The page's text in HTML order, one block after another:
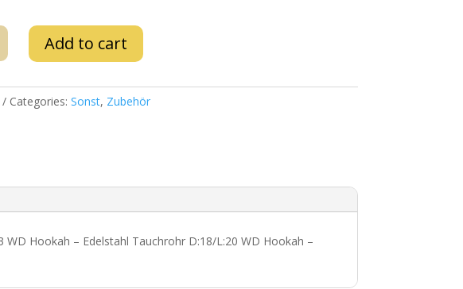
Add to cart
Categories: Sonst, Zubehör
Hookah – Edelstahl Tauchrohr D:18/L:20 WD Hookah –